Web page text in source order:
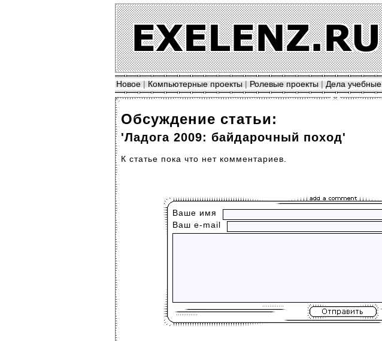
Новое | Компьютерные проекты | Ролевые проекты | Дела учебные
Обсуждение статьи:
'Ладога 2009: байдарочный поход'
К статье пока что нет комментариев.
Ваше имя
Ваш е-mail